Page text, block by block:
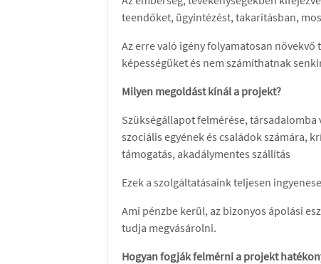
teendőket, ügyintézést, takarításban,
Az erre való igény folyamatosan
képességüket és nem számíthatnak
Milyen megoldást kínál a projekt?
Szükségállapot felmérése,
szociális egyének és családok számára,
támogatás, akadálymentes szállítás
Ezek a szolgáltatásaink teljesen
Ami pénzbe kerül, az bizonyos ápolási
tudja megvásárolni.
Hogyan fogják felmérni a projekt